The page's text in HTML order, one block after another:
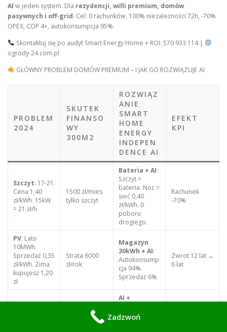
AI w jeden system. Dla rezydencji, willi premium, domów
pasywnych i off-grid. Cel: 0 rachunków, 100% niezależności 72h, -70%
OPEX, COP 4+, autokonsumpcja 95%.
Skontaktuj się po audyt Smart Energy Home + ROI: 570 933 114 |
ogrody-24.com.pl
GŁÓWNY PROBLEM DOMÓW PREMIUM – I JAK GO ROZWIĄZUJE AI
PROBLEM
2024
SKUTEK
FINANSO
WY
300M2
ROZWIĄZ
ANIE
SMART
HOME
ENERGY
INDEPEN
DENCE AI
EFEKT
KPI
Szczyt: 17-21.
Cena 1,40
zł/kWh. 15kW
= 21 zł/h
1500 zł/mies
tylko szczyt
Bateria + AI:
Szczyt =
bateria. Noc =
sieć 0,40
zł/kWh. 0
poboru
drogiego
Rachunek
-70%
PV: Lato
10MWh.
Sprzedaż 0,35
zł/kWh. Zima
kupujesz 1,20
zł
Strata 6000
zł/rok
Magazyn
30kWh + AI:
Autokonsump
cja 94%.
Sprzedaż 6%
Zwrot 12 lat →
6 lat
2000 zł/mies
AI +
Bufor: Grzej
Zadzwoń